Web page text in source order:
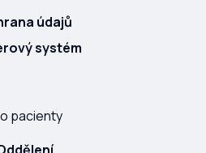
údajů
systém
pacienty